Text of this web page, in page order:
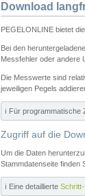
Download
PEGELONLINE bietet
Bei den
Messfehler oder andere
Die Messwerte sind
jeweiligen Pegels
ℹ️ Für programmatische
Zugriff auf die
Um die Daten
Stammdatenseite finden
ℹ️ Eine detaillierte